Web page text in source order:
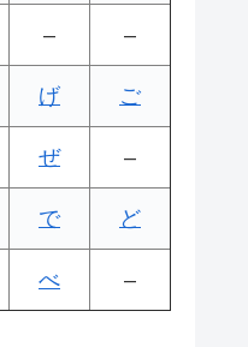
– –
げ ご
ぜ –
で ど
べ –